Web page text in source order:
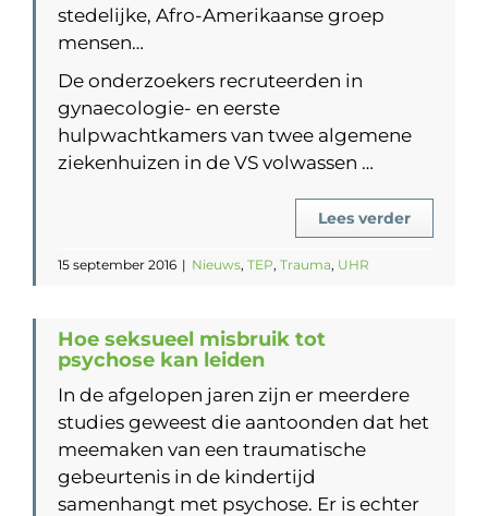
stedelijke, Afro-Amerikaanse groep
mensen…
De onderzoekers recruteerden in
gynaecologie- en eerste
hulpwachtkamers van twee algemene
ziekenhuizen in de VS volwassen …
Lees verder
15 september 2016 | Nieuws, TEP, Trauma, UHR
Hoe seksueel misbruik tot
psychose kan leiden
In de afgelopen jaren zijn er meerdere
studies geweest die aantoonden dat het
meemaken van een traumatische
gebeurtenis in de kindertijd
samenhangt met psychose. Er is echter